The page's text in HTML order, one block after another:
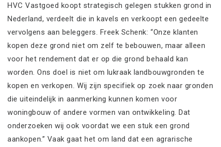
HVC Vastgoed koopt strategisch gelegen stukken grond in
Nederland, verdeelt die in kavels en verkoopt een gedeelte
vervolgens aan beleggers. Freek Schenk: “Onze klanten
kopen deze grond niet om zelf te bebouwen, maar alleen
voor het rendement dat er op die grond behaald kan
worden. Ons doel is niet om lukraak landbouwgronden te
kopen en verkopen. Wij zijn specifiek op zoek naar gronden
die uiteindelijk in aanmerking kunnen komen voor
woningbouw of andere vormen van ontwikkeling. Dat
onderzoeken wij ook voordat we een stuk een grond
aankopen.” Vaak gaat het om land dat een agrarische